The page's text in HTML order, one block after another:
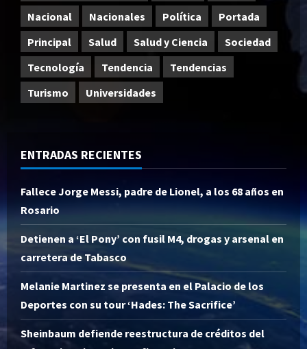
Nacional
Nacionales Política
Portada
Principal
Salud Salud y Ciencia
Sociedad
Tecnología
Tendencia
Tendencias
Turismo
Universidades
ENTRADAS RECIENTES
Fallece Jorge Messi, padre de Lionel, a los 68 años en
Rosario
Detienen a ‘El Pony’ con fusil M4, drogas y arsenal en
carretera de Tabasco
Melanie Martinez se presenta en el Palacio de los
Deportes con su tour ‘Hades: The Sacrifice’
Sheinbaum defiende reestructura de créditos del